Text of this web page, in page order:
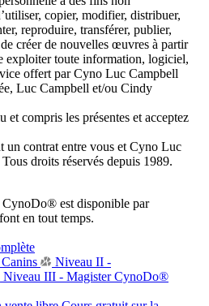
copier, modifier, distribuer,
reproduire, transférer, publier,
créer de nouvelles œuvres à partir
exploiter toute information, logiciel,
offert par Cyno Luc Campbell
Luc Campbell et/ou Cindy
compris les présentes et acceptez
contrat entre vous et Cyno Luc
droits réservés depuis 1989.
est disponible par
en tout temps.
Niveau II -
Niveau III - Magister CynoDo®